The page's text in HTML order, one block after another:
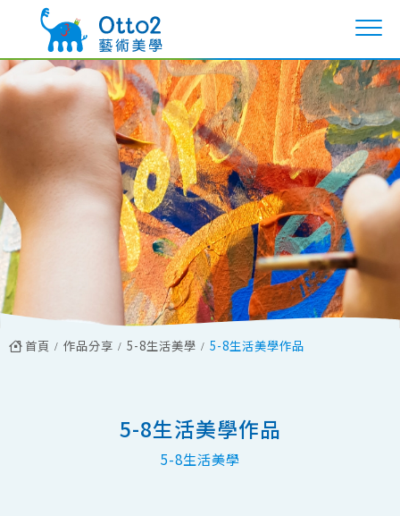
首頁 作品分享 5-8生活美學 5-8生活美學作品
5-8生活美學作品
5-8生活美學